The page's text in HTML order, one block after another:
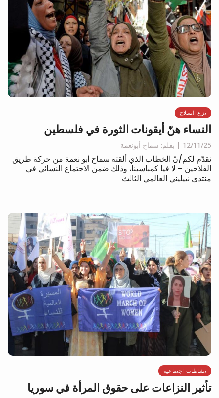
نزع السلاح
النساء هنّ أيقونات الثورة في فلسطين
12/11/25 بقلم: سماح أبونعمة
نقدّم لكم/نّ الخطاب الذي ألقته سماح أبو نعمة من حركة طريق
الفلاحين – لا فيا كمباسينا، وذلك ضمن الاجتماع النسائي في
منتدى نييليني العالمي الثالث
نشاطات اجتماعية
تأثير النزاعات على حقوق المرأة في سوريا